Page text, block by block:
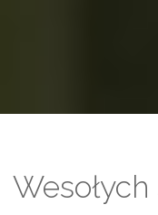
Wesołych